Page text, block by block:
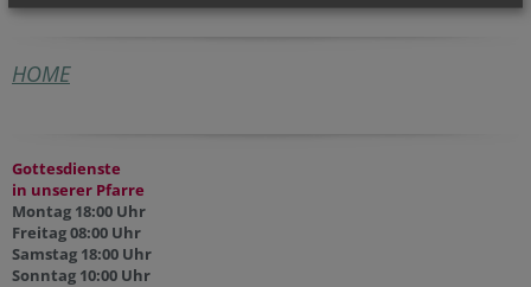
HOME
Gottesdienste
in unserer Pfarre
Montag 18:00 Uhr
Freitag 08:00 Uhr
Samstag 18:00 Uhr
Sonntag 10:00 Uhr